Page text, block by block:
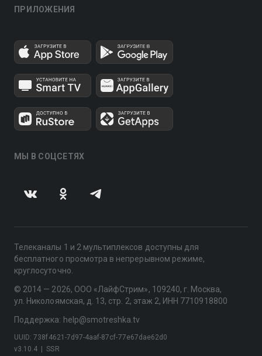
ПРИЛОЖЕНИЯ
МЫ В СОЦСЕТЯХ
Телеканалы 1 и 2 мультиплексов доступны для
бесплатного просмотра в непрерывном режиме,
круглосуточно.
© 2014 — 2026, ООО «ЛайфСтрим», 109240, г. Москва,
ул. Николоямская, д. 13, стр. 2, этаж 2, ИНН 7710918800
Поддержка: help@smotreshka.tv
v3.10.4 SSR
UUID: 738f4621-7d97-4aaf-87cf-77e67dae62d0